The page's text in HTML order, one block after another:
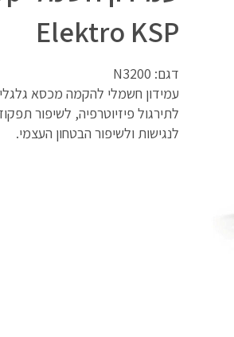
Elektro KSP
דגם: N3200
עמידון חשמלי להקמה מכסא
לתירגול פיזיוטרפיה, לשיפור
לנגישות ולשיפור הבטחון העצמי.